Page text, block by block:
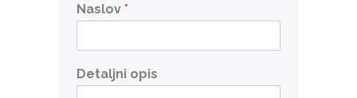
Naslov *
Detaljni opis